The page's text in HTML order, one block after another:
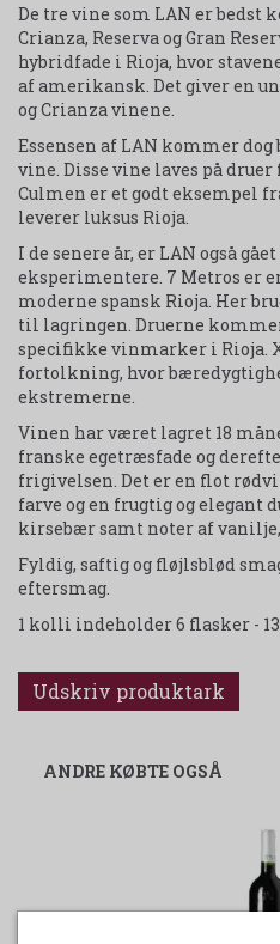
De tre vine som LAN er bedst
Crianza, Reserva og Gran
hybridfade i Rioja, hvor
af amerikansk. Det giver en
og Crianza vinene.
Essensen af LAN kommer
vine. Disse vine laves på
Culmen er et godt eksempel
leverer luksus Rioja.
I de senere år, er LAN også
eksperimentere. 7 Metros er
moderne spansk Rioja. Her
til lagringen. Druerne
specifikke vinmarker i Rioja.
fortolkning, hvor
ekstremerne.
Vinen har været lagret 18
franske egetræsfade og
frigivelsen. Det er en flot
farve og en frugtig og elegant
kirsebær samt noter af
Fyldig, saftig og fløjlsblød
eftersmag.
1 kolli indeholder 6 flasker -
Udskriv produktark
ANDRE KØBTE OGSÅ